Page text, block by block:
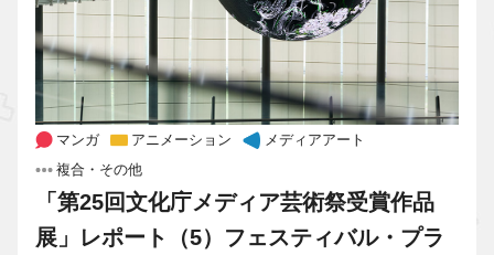
マンガ アニメーション
メディアアート
複合・その他
「第25回文化庁メディア芸術祭受賞作品
展」レポート（5）フェスティバル・プラ